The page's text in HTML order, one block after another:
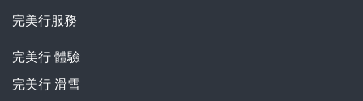
完美行服務
完美行體驗
完美行滑雪